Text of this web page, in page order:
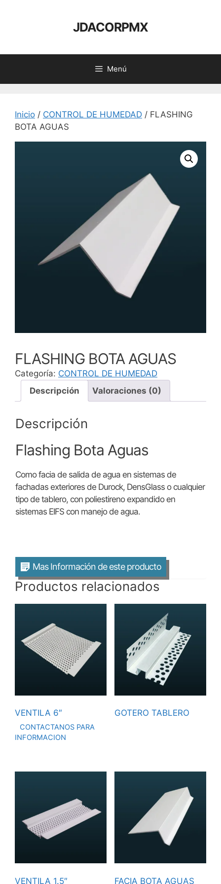
JDACORPMX
Menú
Inicio / CONTROL DE HUMEDAD / FLASHING
BOTA AGUAS
FLASHING BOTA AGUAS
Categoría: CONTROL DE HUMEDAD
Descripción
Valoraciones (0)
Descripción
Flashing Bota Aguas
Como facia de salida de agua en sistemas de
fachadas exteriores de Durock, DensGlass o cualquier
tipo de tablero, con poliestireno expandido en
sistemas EIFS con manejo de agua.
Mas Información de este producto
Productos relacionados
VENTILA 6″
CONTACTANOS PARA
INFORMACION
GOTERO TABLERO
VENTILA 1.5″ FACIA BOTA AGUAS